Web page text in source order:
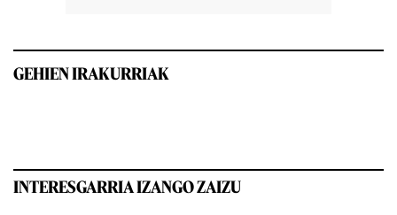
GEHIEN IRAKURRIAK
INTERESGARRIA IZANGO ZAIZU